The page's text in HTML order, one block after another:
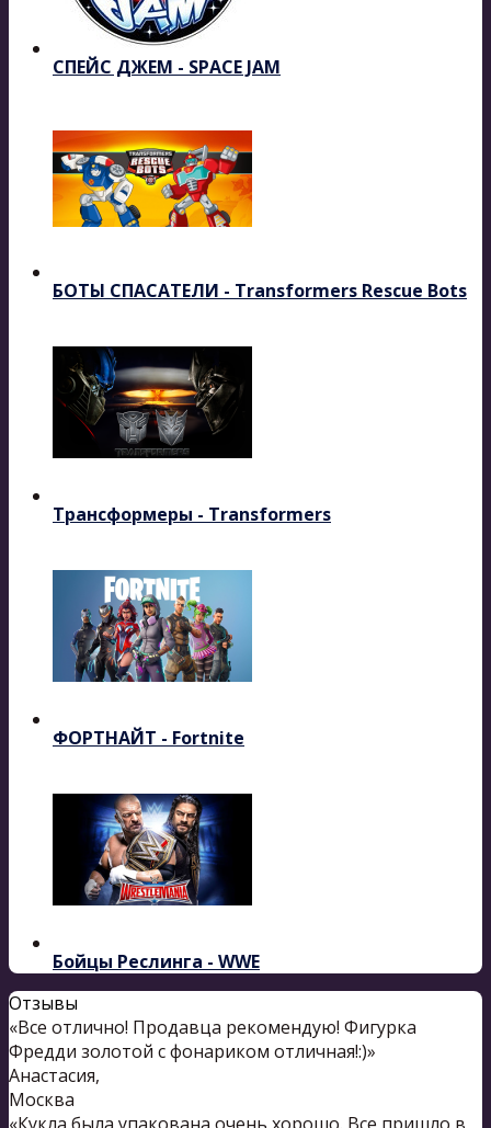
СПЕЙС ДЖЕМ - SPACE JAM
БОТЫ СПАСАТЕЛИ - Transformers Rescue Bots
Трансформеры - Transformers
ФОРТНАЙТ - Fortnite
Бойцы Реслинга - WWE
Отзывы
«Все отлично! Продавца рекомендую! Фигурка
Фредди золотой с фонариком отличная!:)»
Анастасия,
Москва